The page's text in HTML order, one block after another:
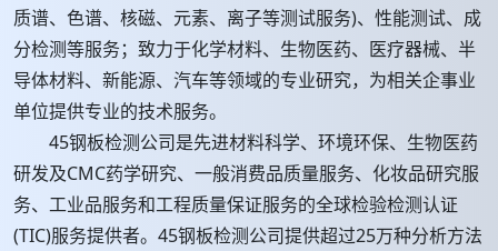
质谱、色谱、核磁、元素、离子等测试服务)、性能测试、成
分检测等服务；致力于化学材料、生物医药、医疗器械、半
导体材料、新能源、汽车等领域的专业研究，为相关企事业
单位提供专业的技术服务。
45钢板检测公司是先进材料科学、环境环保、生物医药
研发及CMC药学研究、一般消费品质量服务、化妆品研究服
务、工业品服务和工程质量保证服务的全球检验检测认证
(TIC)服务提供者。45钢板检测公司提供超过25万种分析方法